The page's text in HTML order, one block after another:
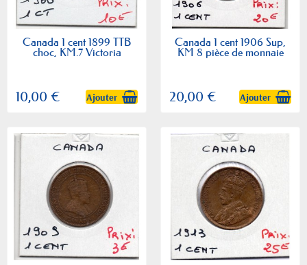
Canada 1 cent 1899 TTB
choc, KM.7 Victoria
10,00 € Ajouter
Canada 1 cent 1906 Sup,
KM 8 pièce de monnaie
20,00 € Ajouter